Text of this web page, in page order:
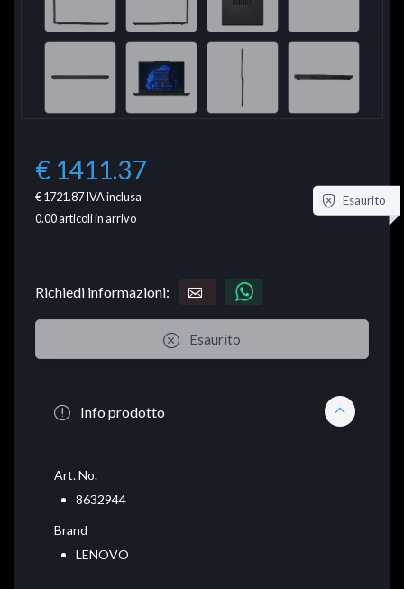
€ 1411.37
€ 1721.87IVA inclusa
0.00articoli in arrivo
Esaurito
Richiedi informazioni:
Esaurito
Info prodotto
Art. No.
8632944
Brand
LENOVO